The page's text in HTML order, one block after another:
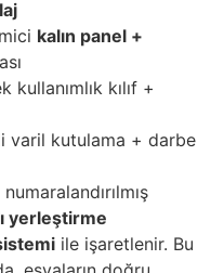
kalın panel +
kılıf +
varil kutulama + darbe
yerleştirme
ile işaretlenir. Bu